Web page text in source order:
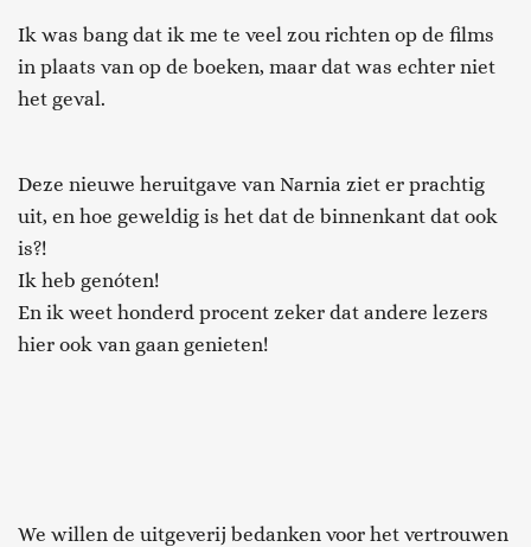
Ik was bang dat ik me te veel zou richten op de films
in plaats van op de boeken, maar dat was echter niet
het geval.
Deze nieuwe heruitgave van Narnia ziet er prachtig
uit, en hoe geweldig is het dat de binnenkant dat ook
is?!
Ik heb genóten!
En ik weet honderd procent zeker dat andere lezers
hier ook van gaan genieten!
We willen de uitgeverij bedanken voor het vertrouwen